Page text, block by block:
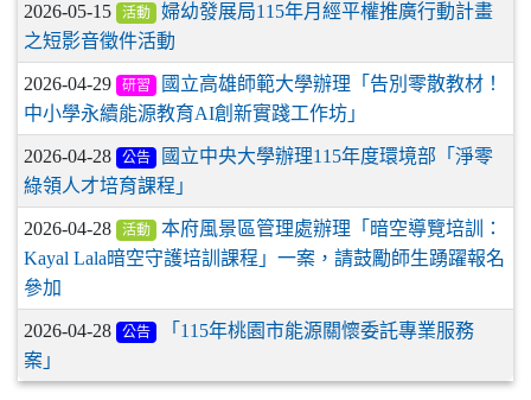
2026-05-15 活動
婦幼發展局115年月經平權推廣行動計畫
之短影音徵件活動
2026-04-29 研習
國立高雄師範大學辦理「告別零散教材！
中小學永續能源教育AI創新實踐工作坊」
2026-04-28 公告
國立中央大學辦理115年度環境部「淨零
綠領人才培育課程」
2026-04-28 活動
本府風景區管理處辦理「暗空導覽培訓：
Kayal Lala暗空守護培訓課程」一案，請鼓勵師生踴躍報名
參加
2026-04-28 公告
「115年桃園市能源關懷委託專業服務
案」